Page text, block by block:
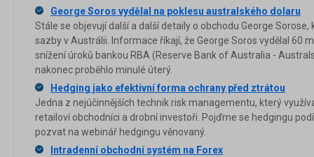
George Soros vydělal na poklesu australského dolaru
Stále se objevují další a další detaily o obchodu George
sazby v Austrálii. Informace říkají, že George Soros vydělal 60
snížení úroků bankou RBA (Reserve Bank of Australia -
nakonec proběhlo minulé úterý.
Hedging jako efektivní forma ochrany před ztrátou
Jedna z nejúčinnějších technik risk managementu, který
retailoví obchodníci a drobní investoři. Pojďme se hedgingu
pozvat na webinář hedgingu věnovaný.
Intradenní obchodní systém na Forex